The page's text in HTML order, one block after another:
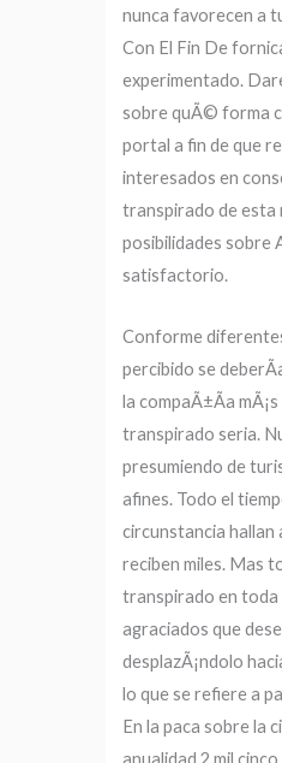
nunca favorecen a
Con El Fin De
experimentado.
sobre quÃ© forma
portal a fin de que
interesados en
transpirado de esta
posibilidades sobre
satisfactorio.
Conforme
percibido se
la compaÃ±Ã­a
transpirado seria.
presumiendo de
afines. Todo el
circunstancia hallan
reciben miles. Mas
transpirado en
agraciados que
desplazÃ¡ndolo
lo que se refiere a
En la paca sobre la
anualidad 2 mil